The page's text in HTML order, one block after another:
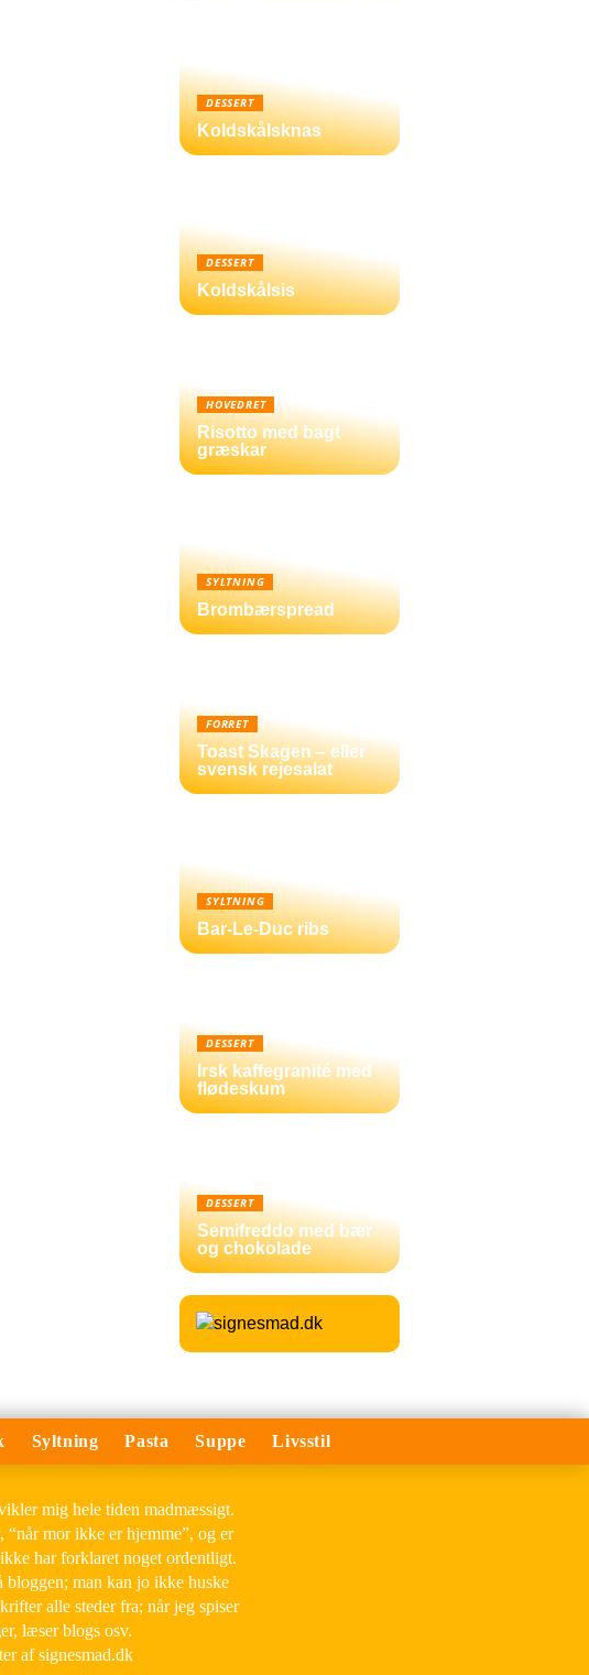
DESSERT
Koldskålsknas
DESSERT
Koldskålsis
HOVEDRET
Risotto med bagt
græskar
SYLTNING
Brombærspread
FORRET
Toast Skagen – eller
svensk rejesalat
SYLTNING
Bar-Le-Duc ribs
DESSERT
Irsk kaffegranité med
flødeskum
DESSERT
Semifreddo med bær
og chokolade
Syltning Pasta Suppe Livsstil
mig hele tiden madmæssigt.
mor ikke er hjemme”, og er
har forklaret noget ordentligt.
bloggen; man kan jo ikke huske
alle steder fra; når jeg spiser
læser blogs osv.
af signesmad.dk